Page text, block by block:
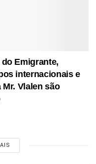
Emigrante,
internacionais e
Vlalen são